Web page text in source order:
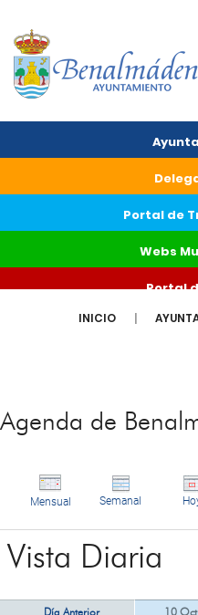
Portal de
Webs
Portal
INICIO
Agenda de
Mensual Semanal
Vista Diaria
Día Anterior 10